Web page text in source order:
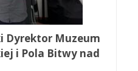
Dyrektor Muzeum
i Pola Bitwy nad